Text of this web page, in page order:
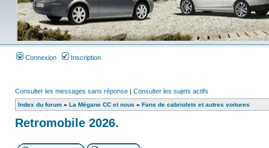
Connexion Inscription
Consulter les messages sans réponse | Consulter les sujets actifs
Index du forum » La Mégane CC et nous » Fans de cabriolets et autres voitures
Retromobile 2026.